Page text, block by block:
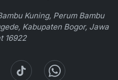
Kuning, Perum Bambu
Kabupaten Bogor, Jawa
16922